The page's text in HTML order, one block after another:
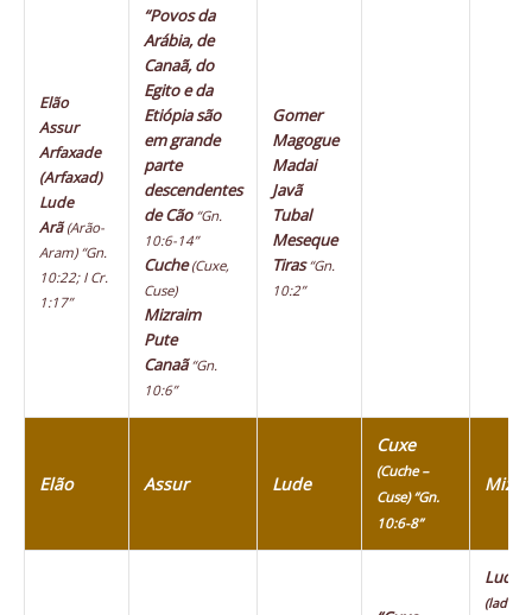
Elão
Assur
Arfaxade
(Arfaxad)
Lude
Arã (Arão-
Aram) “Gn.
10:22; I Cr.
1:17”
“Povos da
Arábia, de
Canaã, do
Egito e da
Etiópia são
em grande
parte
descendentes
de Cão “Gn.
10:6-14”
Cuche(Cuxe,
Cuse)
Mizraim
Pute
Canaã“Gn.
10:6”
Gomer
Magogue
Madai
Javã
Tubal
Meseque
Tiras“Gn.
10:2”
Elão Assur Lude
Cuxe
(Cuche –
Cuse) “Gn.
10:6-8”
Ludim
(ladeus)